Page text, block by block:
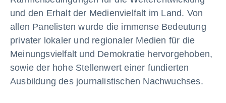
und den Erhalt der Medienvielfalt im Land. Von
allen Panelisten wurde die immense Bedeutung
privater lokaler und regionaler Medien für die
Meinungsvielfalt und Demokratie hervorgehoben,
sowie der hohe Stellenwert einer fundierten
Ausbildung des journalistischen Nachwuchses.